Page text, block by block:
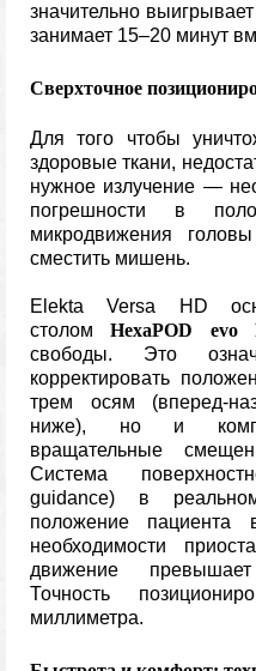
значительно
занимает 15–20 минут
Сверхточное
Для того чтобы
здоровые ткани,
нужное излучение —
погрешности в
микродвижения
сместить мишень.
Elekta Versa HD
столомHexaPOD evo
свободы. Это
корректировать
трем осям (вперед-
ниже), но и
вращательные
Система
guidance) в
положение
необходимости
движение
Точность
миллиметра.